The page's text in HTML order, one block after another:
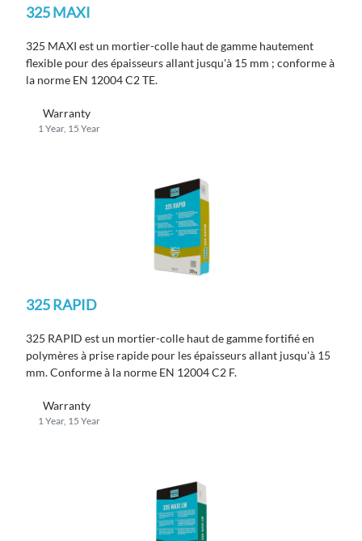
325 MAXI
325 MAXI est un mortier-colle haut de gamme hautement
flexible pour des épaisseurs allant jusqu'à 15 mm ; conforme à
la norme EN 12004 C2 TE.
Warranty
1 Year, 15 Year
325 RAPID
325 RAPID est un mortier-colle haut de gamme fortifié en
polymères à prise rapide pour les épaisseurs allant jusqu'à 15
mm. Conforme à la norme EN 12004 C2 F.
Warranty
1 Year, 15 Year